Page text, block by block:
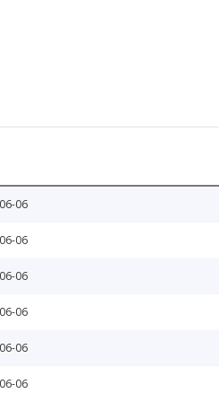
06
06
06
06
06
06